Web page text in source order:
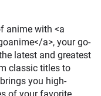
anime with <a
a>, your go-
latest and greatest
classic titles to
you high-